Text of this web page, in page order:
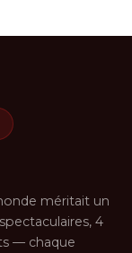
méritait un
4
— chaque